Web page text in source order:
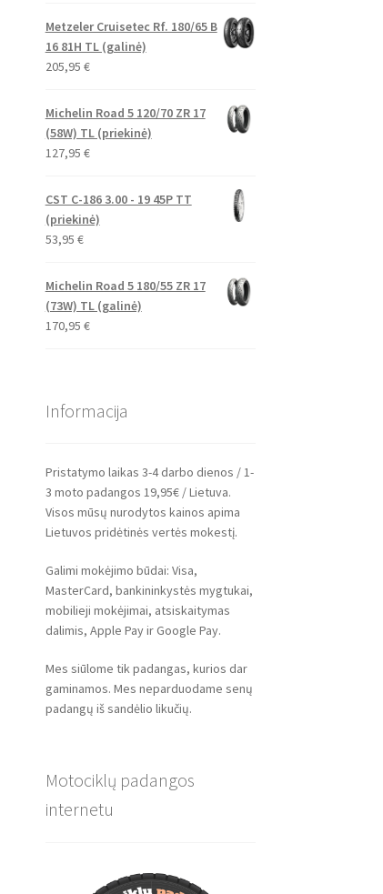
Metzeler Cruisetec Rf. 180/65 B
16 81H TL (galinė)
205,95 €
Michelin Road 5 120/70 ZR 17
(58W) TL (priekinė)
127,95 €
CST C-186 3.00 - 19 45P TT
(priekinė)
53,95 €
Michelin Road 5 180/55 ZR 17
(73W) TL (galinė)
170,95 €
Informacija
Pristatymo laikas 3-4 darbo dienos / 1-
3 moto padangos 19,95€ / Lietuva.
Visos mūsų nurodytos kainos apima
Lietuvos pridėtinės vertės mokestį.
Galimi mokėjimo būdai: Visa,
MasterCard, bankininkystės mygtukai,
mobilieji mokėjimai, atsiskaitymas
dalimis, Apple Pay ir Google Pay.
Mes siūlome tik padangas, kurios dar
gaminamos. Mes neparduodame senų
padangų iš sandėlio likučių.
Motociklų padangos
internetu